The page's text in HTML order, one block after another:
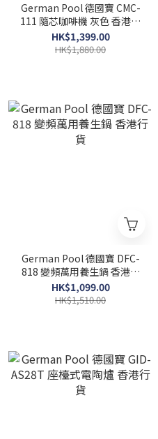
German Pool 德國寶 CMC-
111 隨芯咖啡機 灰色 香港行
貨
HK$1,399.00
HK$1,880.00
German Pool 德國寶 DFC-
818 變頻萬用養生鍋 香港行
貨
HK$1,099.00
HK$1,510.00